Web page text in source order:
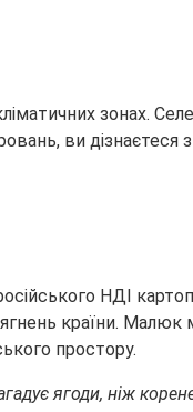
зонах.
ви дізнаєтеся з
НДІ
країни.
простору.
ягоди, ніж